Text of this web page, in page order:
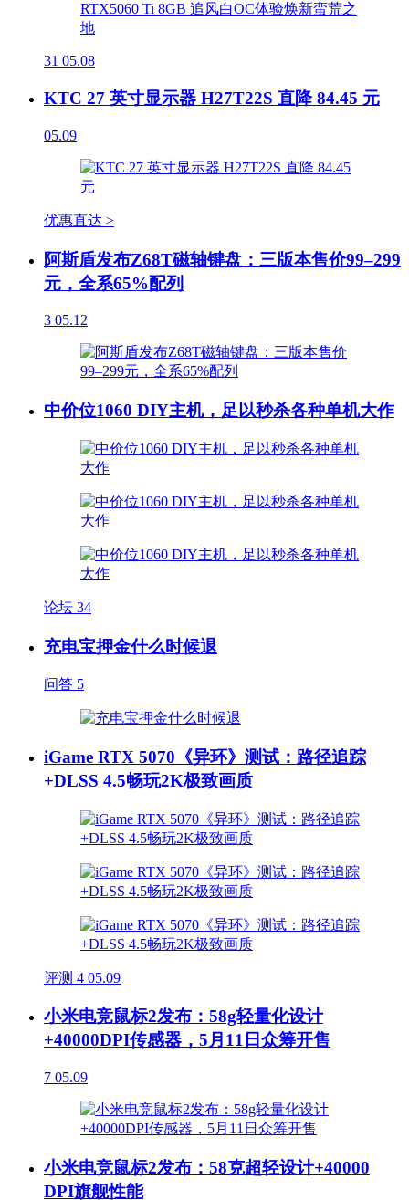
31 05.08
KTC 27 英寸显示器 H27T22S 直降 84.45 元
05.09
优惠直达 >
阿斯盾发布Z68T磁轴键盘：三版本售价99–299
元，全系65%配列
3 05.12
中价位1060 DIY主机，足以秒杀各种单机大作
论坛 34
充电宝押金什么时候退
问答 5
iGame RTX 5070《异环》测试：路径追踪
+DLSS 4.5畅玩2K极致画质
评测 4 05.09
小米电竞鼠标2发布：58g轻量化设计
+40000DPI传感器，5月11日众筹开售
7 05.09
小米电竞鼠标2发布：58克超轻设计+40000
DPI旗舰性能